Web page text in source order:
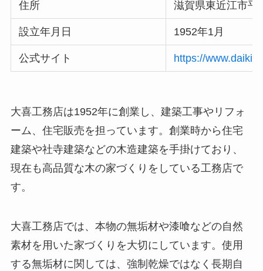
住所 滋賀県東近江市平
設立年月日 1952年1月
公式サイト https://www.daiki-
大喜工務店は1952年に創業し、建築工事やリフォ
ーム、住宅販売を担っています。創業時から住宅
建築や社寺建築などの木造建築を手掛けており、
現在も高品質な木の家づくりをしている工務店で
す。
大喜工務店では、本物の無垢材や漆喰などの自然
素材を用いた家づくりを大切にしています。使用
する無垢材に関しては、強制乾燥ではなく長期自